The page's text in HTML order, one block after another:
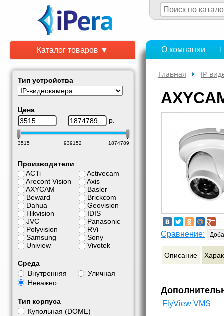
Каталог товаров ▼
Тип устройства
Цена
—
р.
3515 939152 1874789
Производители
ACTi
Arecont Vision
AXYCAM
Beward
Dahua
Hikvision
JVC
Polyvision
Samsung
Uniview
Activecam
Axis
Basler
Brickcom
Geovision
IDIS
Panasonic
RVi
Sony
Vivotek
Среда
Внутренняя
Уличная
Неважно
Тип корпуса
Купольная (DOME)
О компании
Главная IP-
Сравнение:
Описание
FlyView VMS